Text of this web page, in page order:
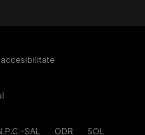
SAL ODR SOL